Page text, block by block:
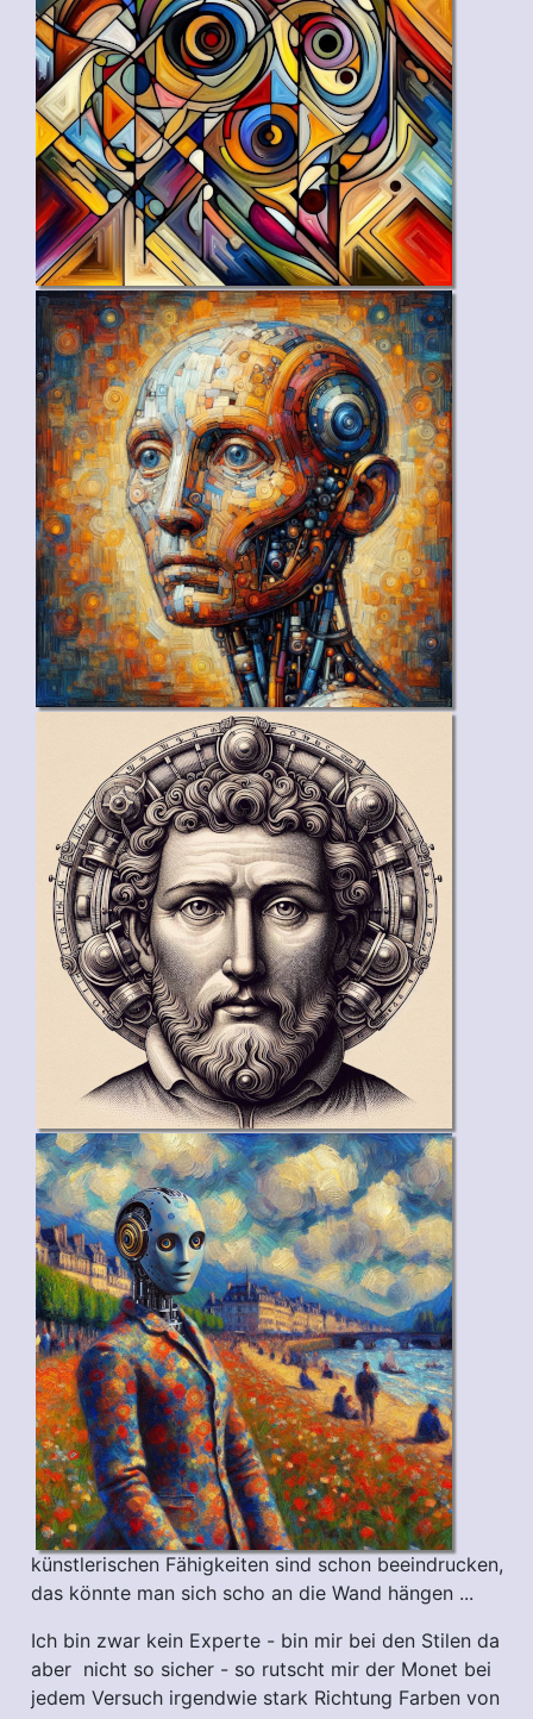
künstlerischen Fähigkeiten sind schon beeindrucken,
das könnte man sich scho an die Wand hängen ...
Ich bin zwar kein Experte - bin mir bei den Stilen da
aber nicht so sicher - so rutscht mir der Monet bei
jedem Versuch irgendwie stark Richtung Farben von